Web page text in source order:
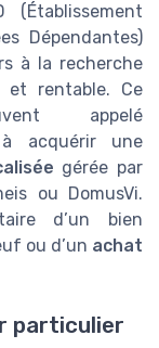
(Établissement
Dépendantes)
à la recherche
et rentable. Ce
appelé
acquérir une
gérée par
ou DomusVi.
d’un bien
ou d’un achat
particulier